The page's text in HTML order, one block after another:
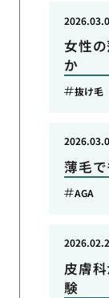
女性
か
抜け毛
薄毛
AGA
皮膚
験